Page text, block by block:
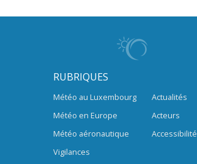
RUBRIQUES
Météo au Luxembourg
Météo en Europe
Météo aéronautique
Vigilances
Actualités
Acteurs
Accessibilité